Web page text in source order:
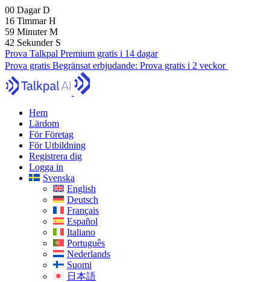
00 DagarD
16 TimmarH
59 MinuterM
40 Sekunder S
Prova Talkpal Premium gratis i 14 dagar
Prova gratis Begränsat erbjudande: Prova gratis i 2 veckor
Hem
Lärdom
För Företag
För Utbildning
Registrera dig
Logga in
Svenska
English
Deutsch
Français
Español
Italiano
Português
Nederlands
Suomi
日本語